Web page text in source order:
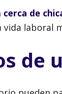
de
laboral
de